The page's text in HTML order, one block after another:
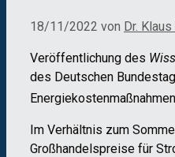
18/11/2022 von Dr.
Veröffentlichung des
des Deutschen
Energiekostenmaßnahmen
Im Verhältnis zum
Großhandelspreise für